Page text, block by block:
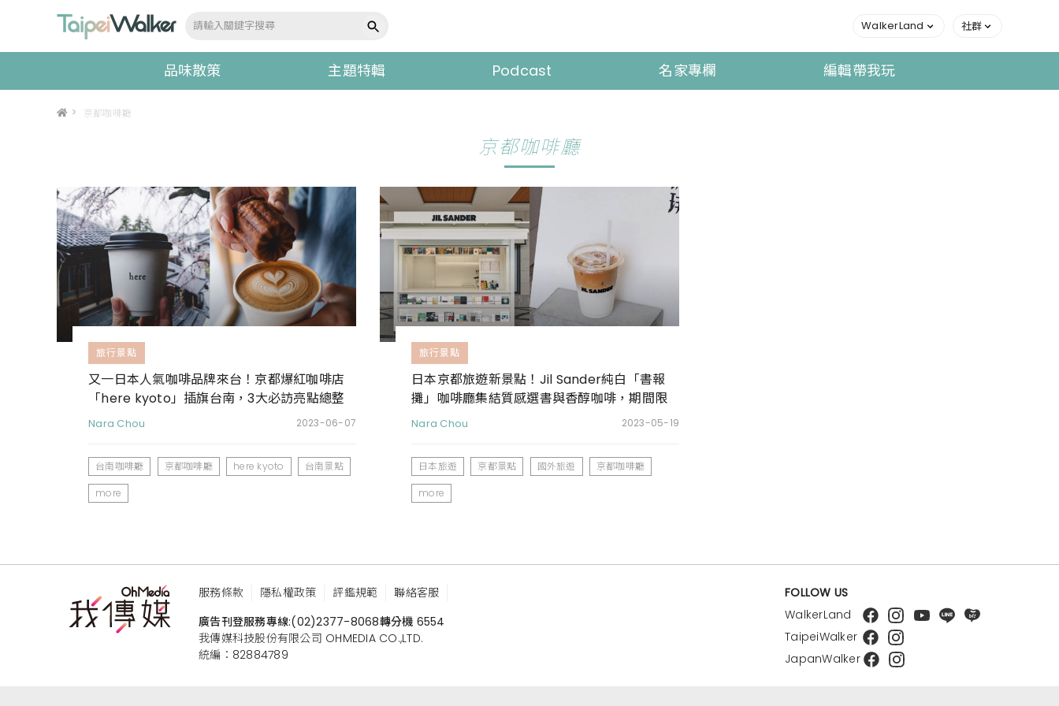
WalkerLand 社群
品味散策 主題特輯 Podcast 名家專欄 編輯帶我玩
> 京都咖啡廳
京都咖啡廳
旅行景點
又一日本人氣咖啡品牌來台！京都爆紅咖啡店
「here kyoto」插旗台南，3大必訪亮點總整
理
Nara Chou 2023-06-07
台南咖啡廳 京都咖啡廳 here kyoto
台南景點
more
旅行景點
日本京都旅遊新景點！Jil Sander純白「書報
攤」咖啡廳集結質感選書與香醇咖啡，期間限
定登場
Nara Chou 2023-05-19
日本旅遊 京都景點 國外旅遊
京都咖啡廳
more
服務條款 隱私權政策 評鑑規範
聯絡客服
廣告刊登服務專線:(02)2377-8068轉分機 6554
我傳媒科技股份有限公司 OHMEDIA CO.,LTD.
統編：82884789
FOLLOW US
WalkerLand
TaipeiWalker
JapanWalker